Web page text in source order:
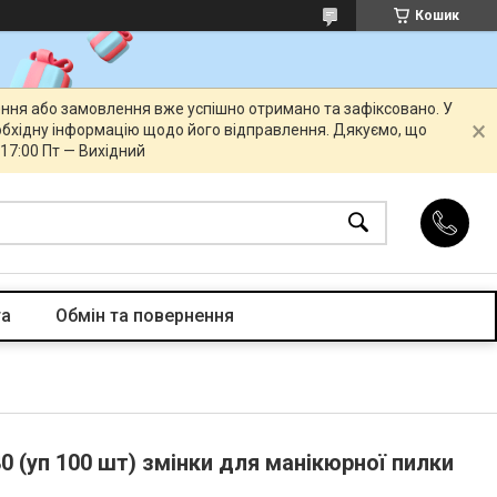
Кошик
або замовлення вже успішно отримано та зафіксовано. У
інформацію щодо його відправлення. Дякуємо, що
Пт — Вихідний
Обмін та повернення
(уп 100 шт) змінки для манікюрної пилки